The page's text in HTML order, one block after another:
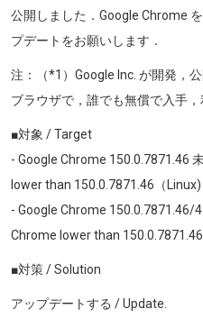
公開しました．Google Chrome
プデートをお願いします．
注：（*1）Google Inc. が開発，
ブラウザで，誰でも無償で入手
■対象 / Target
- Google Chrome 150.0.7871.46
lower than 150.0.7871.46 （Linux)
- Google Chrome 150.0.7871.46/
Chrome lower than
■対策 / Solution
アップデートする / Update.